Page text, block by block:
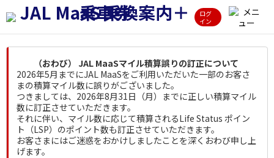
ログ
イン
（おわび） JAL MaaSマイル積算誤りの訂正について
2026年5月までにJAL MaaSをご利用いただいた一部のお客さ
まの積算マイル数に誤りがございました。
つきましては、2026年8月31日（月）までに正しい積算マイル
数に訂正させていただきます。
それに伴い、マイル数に応じて積算されるLife Status ポイン
ト（LSP）のポイント数も訂正させていただきます。
お客さまにはご迷惑をおかけしましたことを深くおわび申し上
げます。